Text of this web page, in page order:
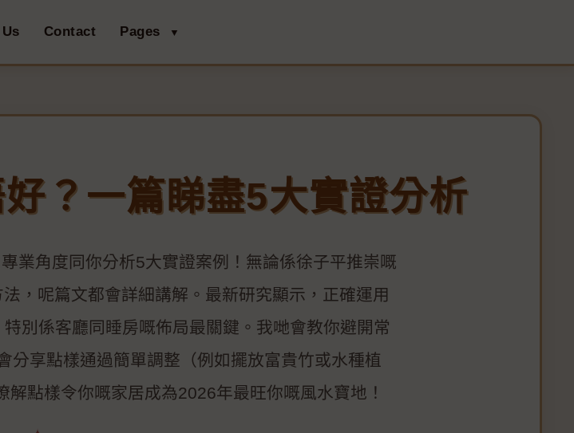
Contact Pages ▼
？一篇睇盡5大實證分析
業角度同你分析5大實證案例！無論係徐子平推崇嘅
，呢篇文都會詳細講解。最新研究顯示，正確運用
別係客廳同睡房嘅佈局最關鍵。我哋會教你避開常
分享點樣通過簡單調整（例如擺放富貴竹或水種植
點樣令你嘅家居成為2026年最旺你嘅風水寶地！